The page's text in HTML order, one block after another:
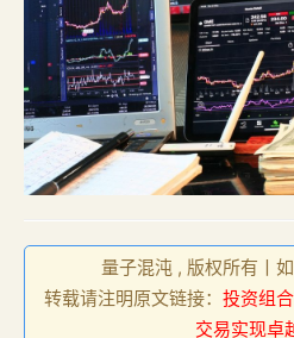
量子混沌 , 版权所有丨
转载请注明原文链接： 投资组
交易实现卓